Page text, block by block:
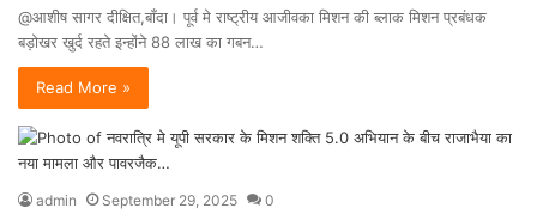
@आशीष सागर दीक्षित,बाँदा। पूर्व मे राष्ट्रीय आजीवका मिशन की ब्लाक मिशन प्रबंधक
बड़ोखर खुर्द रहते इन्होंने 88 लाख का गबन…
Read More »
admin September 29, 2025 0